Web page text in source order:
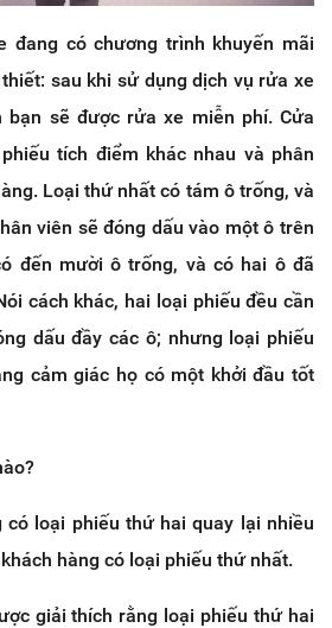
đang có chương trình khuyến mãi
sau khi sử dụng dịch vụ rửa xe
sẽ được rửa xe miễn phí. Cửa
tích điểm khác nhau và phân
Loại thứ nhất có tám ô trống, và
viên sẽ đóng dấu vào một ô trên
đến mười ô trống, và có hai ô đã
cách khác, hai loại phiếu đều cần
dấu đầy các ô; nhưng loại phiếu
cảm giác họ có một khởi đầu tốt
có loại phiếu thứ hai quay lại nhiều
hàng có loại phiếu thứ nhất.
giải thích rằng loại phiếu thứ hai